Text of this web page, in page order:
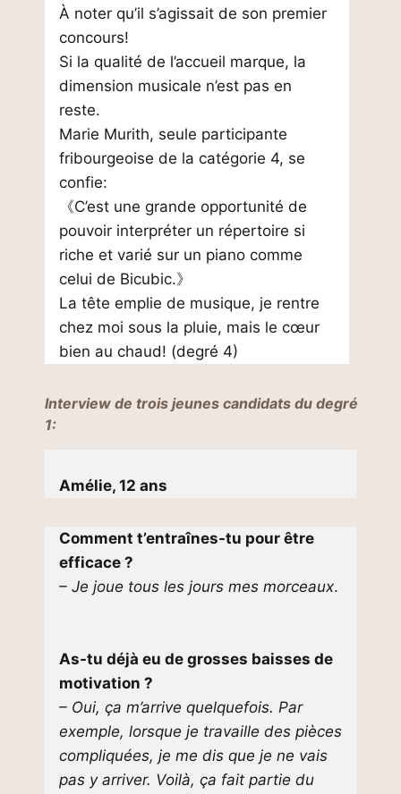
À noter qu’il s’agissait de son premier
concours!
Si la qualité de l’accueil marque, la
dimension musicale n’est pas en
reste.
Marie Murith, seule participante
fribourgeoise de la catégorie 4, se
confie:
《C’est une grande opportunité de
pouvoir interpréter un répertoire si
riche et varié sur un piano comme
celui de Bicubic.》
La tête emplie de musique, je rentre
chez moi sous la pluie, mais le cœur
bien au chaud! (degré 4)
Interview de trois jeunes candidats du degré
1:
Amélie, 12 ans
Comment t’entraînes-tu pour être
efficace ?
– Je joue tous les jours mes morceaux.
As-tu déjà eu de grosses baisses de
motivation ?
– Oui, ça m’arrive quelquefois. Par
exemple, lorsque je travaille des pièces
compliquées, je me dis que je ne vais
pas y arriver. Voilà, ça fait partie du